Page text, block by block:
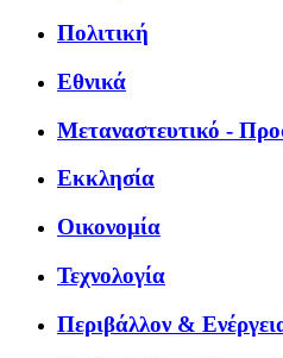
Πολιτική
Εθνικά
Μεταναστευτικό -
Εκκλησία
Οικονομία
Τεχνολογία
Περιβάλλον &